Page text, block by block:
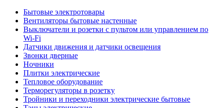
Бытовые электротовары
Вентиляторы бытовые настенные
Выключатели и розетки с пультом или управлением по
Wi-Fi
Датчики движения и датчики освещения
Звонки дверные
Ночники
Плитки электрические
Тепловое оборудование
Терморегуляторы в розетку
Тройники и переходники электрические бытовые